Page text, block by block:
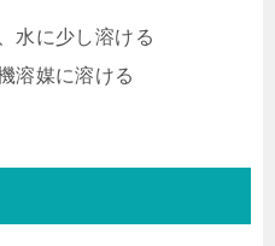
水に少し溶ける
溶媒に溶ける